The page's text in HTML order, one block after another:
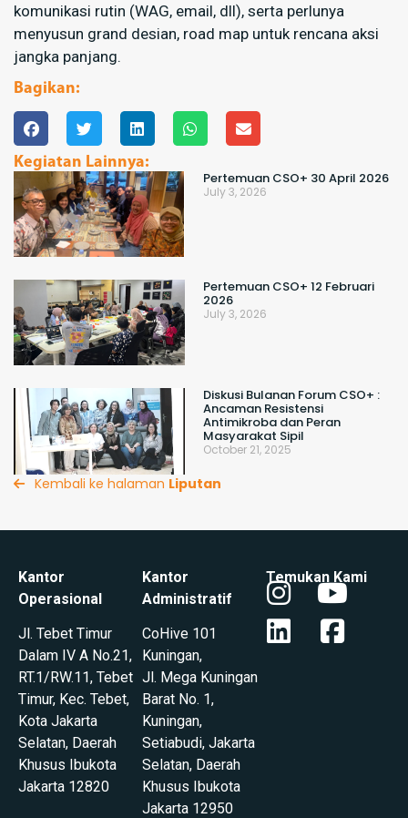
komunikasi rutin (WAG, email, dll), serta perlunya
menyusun grand desian, road map untuk rencana aksi
jangka panjang.
Bagikan:
Kegiatan Lainnya:
Pertemuan CSO+ 30 April 2026
July 3, 2026
Pertemuan CSO+ 12 Februari
2026
July 3, 2026
Diskusi Bulanan Forum CSO+ :
Ancaman Resistensi
Antimikroba dan Peran
Masyarakat Sipil
October 21, 2025
Kembali ke halaman Liputan
Kantor
Operasional
Jl. Tebet Timur
Dalam IV A No.21,
RT.1/RW.11, Tebet
Timur, Kec. Tebet,
Kota Jakarta
Selatan, Daerah
Khusus Ibukota
Jakarta 12820
Kantor
Administratif
CoHive 101
Kuningan,
Jl. Mega Kuningan
Barat No. 1,
Kuningan,
Setiabudi, Jakarta
Selatan, Daerah
Khusus Ibukota
Jakarta 12950
Temukan Kami